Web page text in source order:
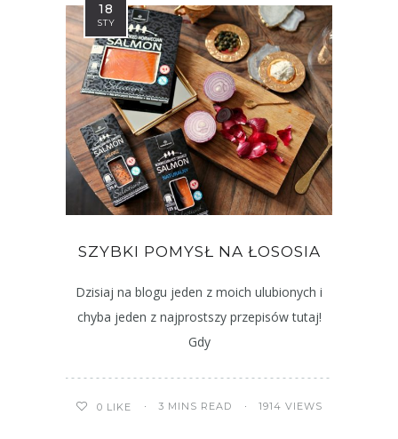
18
STY
SZYBKI POMYSŁ NA ŁOSOSIA
Dzisiaj na blogu jeden z moich ulubionych i
chyba jeden z najprostszy przepisów tutaj!
Gdy
0 LIKE 3 MINS READ 1914 VIEWS